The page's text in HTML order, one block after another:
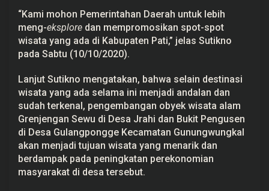
k
a
b
E
k
p
r
e
a
n
r
o
m
o
s
“Kami mohon Pemerintahan Daerah untuk lebih
meng-eksplore dan mempromosikan spot-spot
wisata yang ada di Kabupaten Pati,” jelas Sutikno
pada Sabtu (10/10/2020).
Lanjut Sutikno mengatakan, bahwa selain destinasi
wisata yang ada selama ini menjadi andalan dan
sudah terkenal, pengembangan obyek wisata alam
Grenjengan Sewu di Desa Jrahi dan Bukit Pengusen
di Desa Gulangpongge Kecamatan Gunungwungkal
akan menjadi tujuan wisata yang menarik dan
berdampak pada peningkatan perekonomian
masyarakat di desa tersebut.